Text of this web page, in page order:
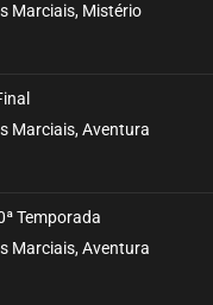
Marciais, Mistério
Marciais, Aventura
Temporada
Marciais, Aventura